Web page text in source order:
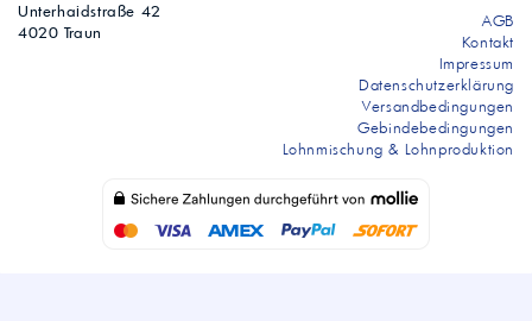
Unterhaidstraße 42
4020 Traun
AGB
Kontakt
Impressum
Datenschutzerklärung
Versandbedingungen
Gebindebedingungen
Lohnmischung & Lohnproduktion